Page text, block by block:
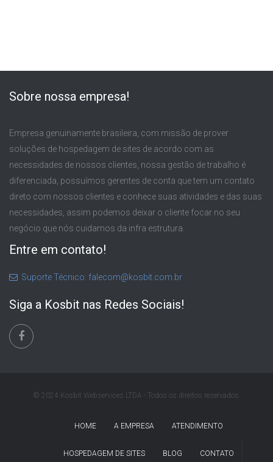
Sobre nossa empresa!
Empresa genuinamente brasileira, com missão de prover
soluções de hospedagem de sites de acordo com as
necessidades de nossos clientes, nossa gestão de trabalho é
diferenciada, possuímos gerentes de conta que tem um contato
direto com nossos clientes e conhece suas atividades e das suas
necessidades, assim podemos deixar o cliente focar no seu
negócio que nós cuidamos da infra estrutura.
Entre em contato!
Suporte Técnico: falecom@kosbit.com.br
Siga a Kosbit nas Redes Sociais!
© 2024 Kosbit Webservices LTDA - Todos os direitos reservados.
HOME A EMPRESA ATENDIMENTO
HOSPEDAGEM DE SITES BLOG CONTATO